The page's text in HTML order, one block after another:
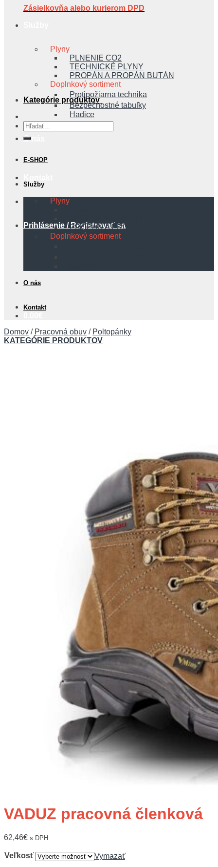
Plyny
PLNENIE CO2
TECHNICKÉ PLYNY
PROPÁN A PROPÁN BUTÁN
Doplnkový sortiment
Protipožiarna technika
Bezpečnostné tabuľky
Hadice
O nás
Prihlásenie / Registrovať sa
Zásielkovňa alebo kurierom DPD
Kategórie produktov
Hľadať:
E-SHOP
Služby
Plyny
PROPÁN A PROPÁN BUTÁN
Doplnkový sortiment
O nás
Kontakt
Domov / Pracovná obuv / Poltopánky
KATEGÓRIE PRODUKTOV
VADUZ pracovná členková
62,46€ s DPH
Veľkosť Vymazať